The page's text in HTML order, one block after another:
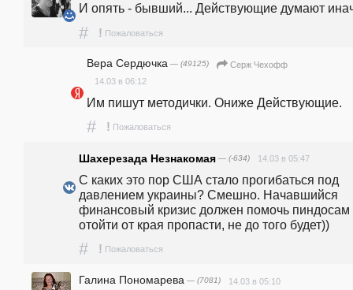
И опять - бывший... Действующие думают
# ! Пожаловаться
Вера Сердючка — (49125)
Серж Чехофф
14.03 в 06:12
Им пишут методички. Ониже Действующие.
# ! Пожаловаться
Шахерезада Незнакомая — (-634) 14.03 в 05:47
С каких это пор США стало прогибаться под
давлением украины? Смешно. Начавшийся
финансовый кризис должен помочь пиндосам
отойти от края пропасти, не до того будет))
# ! Пожаловаться
Галина Пономарева — (7081) 14.03 в 05:10